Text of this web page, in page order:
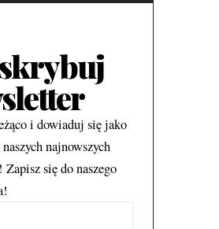
i dowiaduj się jako
najnowszych
Zapisz się do naszego